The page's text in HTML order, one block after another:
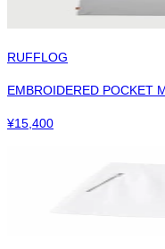
RUFFLOG
EMBROIDERED POCKET
¥15,400